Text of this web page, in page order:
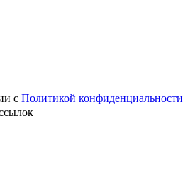
с Политикой конфиденциальности